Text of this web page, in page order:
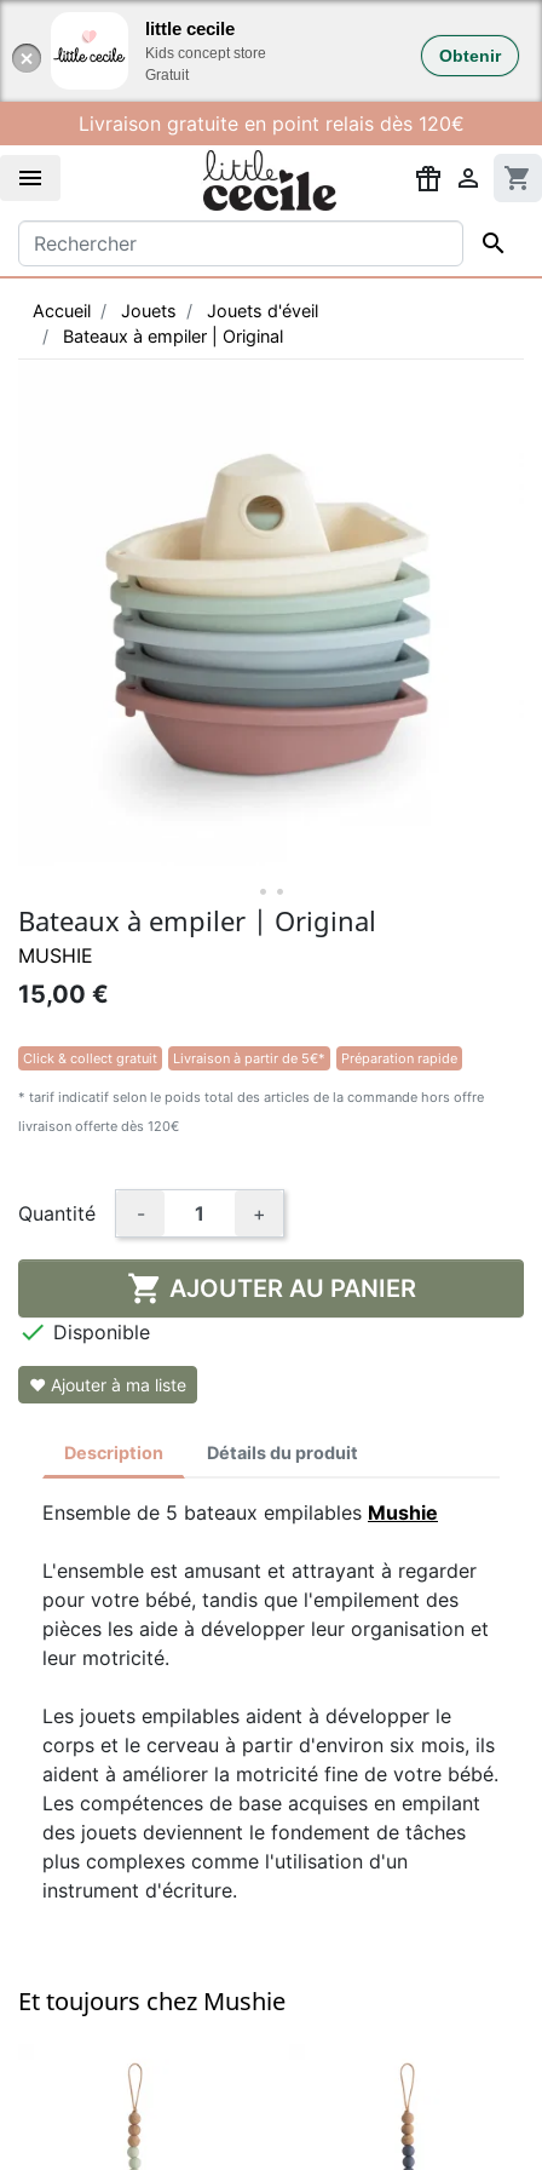
little cecile
Kids concept store
Gratuit
Obtenir
Livraison gratuite en point relais dès 120€
  shopping_cart

Accueil Jouets
Jouets d'éveil
Bateaux à empiler | Original
• •
Bateaux à empiler | Original
MUSHIE
15,00 €
Click & collect gratuit Livraison à partir de 5€* Préparation rapide
* tarif indicatif selon le poids total des articles de la commande hors offre
livraison offerte dès 120€
Quantité - +
 AJOUTER AU PANIER
 Disponible
❤ Ajouter à ma liste
Description Détails du produit
Ensemble de 5 bateaux empilables Mushie
L'ensemble est amusant et attrayant à regarder
pour votre bébé, tandis que l'empilement des
pièces les aide à développer leur organisation et
leur motricité.
Les jouets empilables aident à développer le
corps et le cerveau à partir d'environ six mois, ils
aident à améliorer la motricité fine de votre bébé.
Les compétences de base acquises en empilant
des jouets deviennent le fondement de tâches
plus complexes comme l'utilisation d'un
instrument d'écriture.
Et toujours chez Mushie